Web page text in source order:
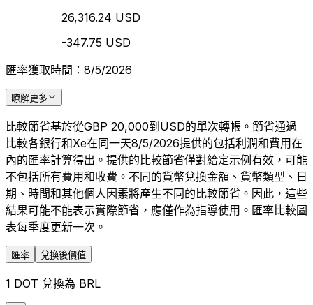
26,316.24 USD
-347.75 USD
匯率獲取時間：8/5/2026
瞭解更多
比較節省基於從GBP 20,000到USD的單次轉帳。節省通過
比較各銀行和Xe在同一天8/5/2026提供的包括利潤和費用在
內的匯率計算得出。提供的比較節省僅對給定示例有效，可能
不包括所有費用和收費。不同的貨幣兌換金額、貨幣類型、日
期、時間和其他個人因素將產生不同的比較節省。因此，這些
結果可能不能表示實際節省，應僅作為指導使用。匯率比較圖
表每季度更新一次。
匯率 兌換後價值
1 DOT 兌換為 BRL